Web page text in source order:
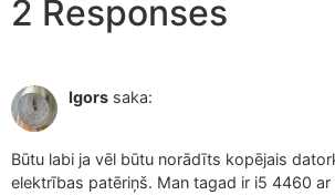
2 Responses
Igors saka:
Būtu labi ja vēl būtu norādīts kopējais
elektrības patēriņš. Man tagad ir i5 4460